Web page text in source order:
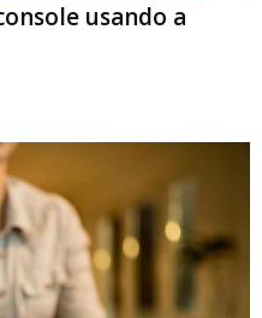
usando a